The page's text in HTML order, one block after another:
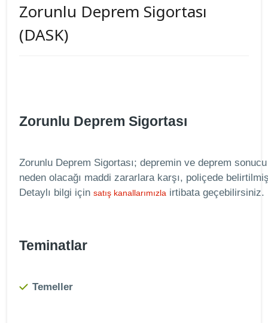
Zorunlu Deprem Sigortası
(DASK)
Zorunlu Deprem Sigortası
Zorunlu Deprem Sigortası; depremin ve deprem
neden olacağı maddi zararlara karşı, poliçede
Detaylı bilgi için satış kanallarımızla irtibata geçebilirsiniz.
Teminatlar
Temeller